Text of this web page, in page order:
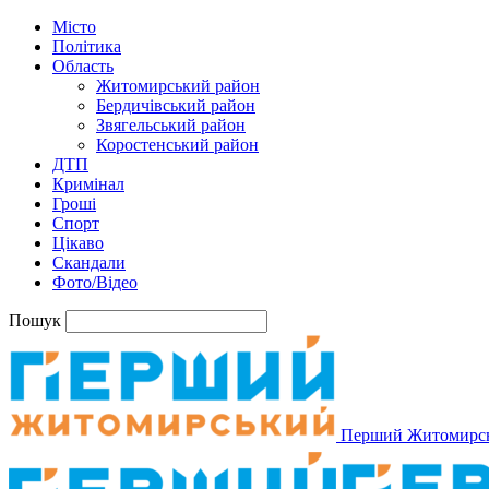
Місто
Політика
Область
Житомирський район
Бердичівський район
Звягельський район
Коростенський район
ДТП
Кримінал
Гроші
Спорт
Цікаво
Скандали
Фото/Відео
Пошук
Перший